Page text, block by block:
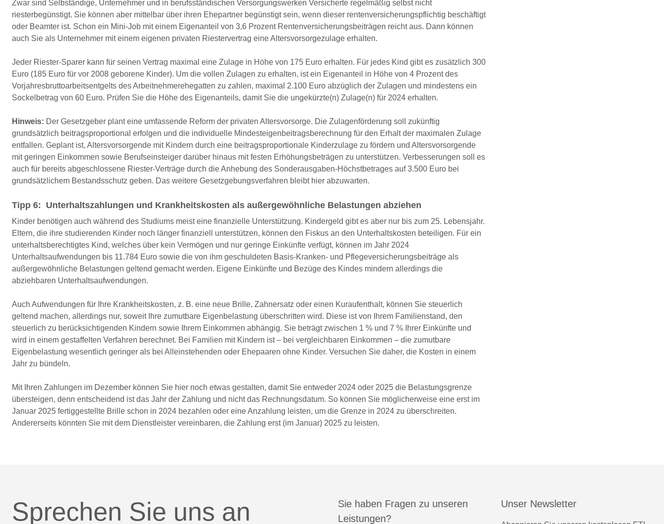
Zwar sind Selbständige, Unternehmer und in berufsständischen Versorgungswerken Versicherte regelmäßig selbst nicht
riesterbegünstigt. Sie können aber mittelbar über ihren Ehepartner begünstigt sein, wenn dieser rentenversicherungspflichtig beschäftigt
oder Beamter ist. Schon ein Mini-Job mit einem Eigenanteil von 3,6 Prozent Rentenversicherungsbeiträgen reicht aus. Dann können
auch Sie als Unternehmer mit einem eigenen privaten Riestervertrag eine Altersvorsorgezulage erhalten.
Jeder Riester-Sparer kann für seinen Vertrag maximal eine Zulage in Höhe von 175 Euro erhalten. Für jedes Kind gibt es zusätzlich 300
Euro (185 Euro für vor 2008 geborene Kinder). Um die vollen Zulagen zu erhalten, ist ein Eigenanteil in Höhe von 4 Prozent des
Vorjahresbruttoarbeitsentgelts des Arbeitnehmerehegatten zu zahlen, maximal 2.100 Euro abzüglich der Zulagen und mindestens ein
Sockelbetrag von 60 Euro. Prüfen Sie die Höhe des Eigenanteils, damit Sie die ungekürzte(n) Zulage(n) für 2024 erhalten.
Hinweis: Der Gesetzgeber plant eine umfassende Reform der privaten Altersvorsorge. Die Zulagenförderung soll zukünftig
grundsätzlich beitragsproportional erfolgen und die individuelle Mindesteigenbeitragsberechnung für den Erhalt der maximalen Zulage
entfallen. Geplant ist, Altersvorsorgende mit Kindern durch eine beitragsproportionale Kinderzulage zu fördern und Altersvorsorgende
mit geringen Einkommen sowie Berufseinsteiger darüber hinaus mit festen Erhöhungsbeträgen zu unterstützen. Verbesserungen soll es
auch für bereits abgeschlossene Riester-Verträge durch die Anhebung des Sonderausgaben-Höchstbetrages auf 3.500 Euro bei
grundsätzlichem Bestandsschutz geben. Das weitere Gesetzgebungsverfahren bleibt hier abzuwarten.
Tipp 6: Unterhaltszahlungen und Krankheitskosten als außergewöhnliche Belastungen abziehen
Kinder benötigen auch während des Studiums meist eine finanzielle Unterstützung. Kindergeld gibt es aber nur bis zum 25. Lebensjahr.
Eltern, die ihre studierenden Kinder noch länger finanziell unterstützen, können den Fiskus an den Unterhaltskosten beteiligen. Für ein
unterhaltsberechtigtes Kind, welches über kein Vermögen und nur geringe Einkünfte verfügt, können im Jahr 2024
Unterhaltsaufwendungen bis 11.784 Euro sowie die von ihm geschuldeten Basis-Kranken- und Pflegeversicherungsbeiträge als
außergewöhnliche Belastungen geltend gemacht werden. Eigene Einkünfte und Bezüge des Kindes mindern allerdings die
abziehbaren Unterhaltsaufwendungen.
Auch Aufwendungen für Ihre Krankheitskosten, z. B. eine neue Brille, Zahnersatz oder einen Kuraufenthalt, können Sie steuerlich
geltend machen, allerdings nur, soweit Ihre zumutbare Eigenbelastung überschritten wird. Diese ist von Ihrem Familienstand, den
steuerlich zu berücksichtigenden Kindern sowie Ihrem Einkommen abhängig. Sie beträgt zwischen 1 % und 7 % Ihrer Einkünfte und
wird in einem gestaffelten Verfahren berechnet. Bei Familien mit Kindern ist – bei vergleichbaren Einkommen – die zumutbare
Eigenbelastung wesentlich geringer als bei Alleinstehenden oder Ehepaaren ohne Kinder. Versuchen Sie daher, die Kosten in einem
Jahr zu bündeln.
Mit Ihren Zahlungen im Dezember können Sie hier noch etwas gestalten, damit Sie entweder 2024 oder 2025 die Belastungsgrenze
übersteigen, denn entscheidend ist das Jahr der Zahlung und nicht das Rechnungsdatum. So können Sie möglicherweise eine erst im
Januar 2025 fertiggestellte Brille schon in 2024 bezahlen oder eine Anzahlung leisten, um die Grenze in 2024 zu überschreiten.
Andererseits könnten Sie mit dem Dienstleister vereinbaren, die Zahlung erst (im Januar) 2025 zu leisten.
Sprechen Sie uns an
Sie haben Fragen zu unseren
Leistungen?
Unser Newsletter